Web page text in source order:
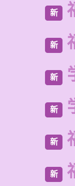
新
新
新
新
新
新